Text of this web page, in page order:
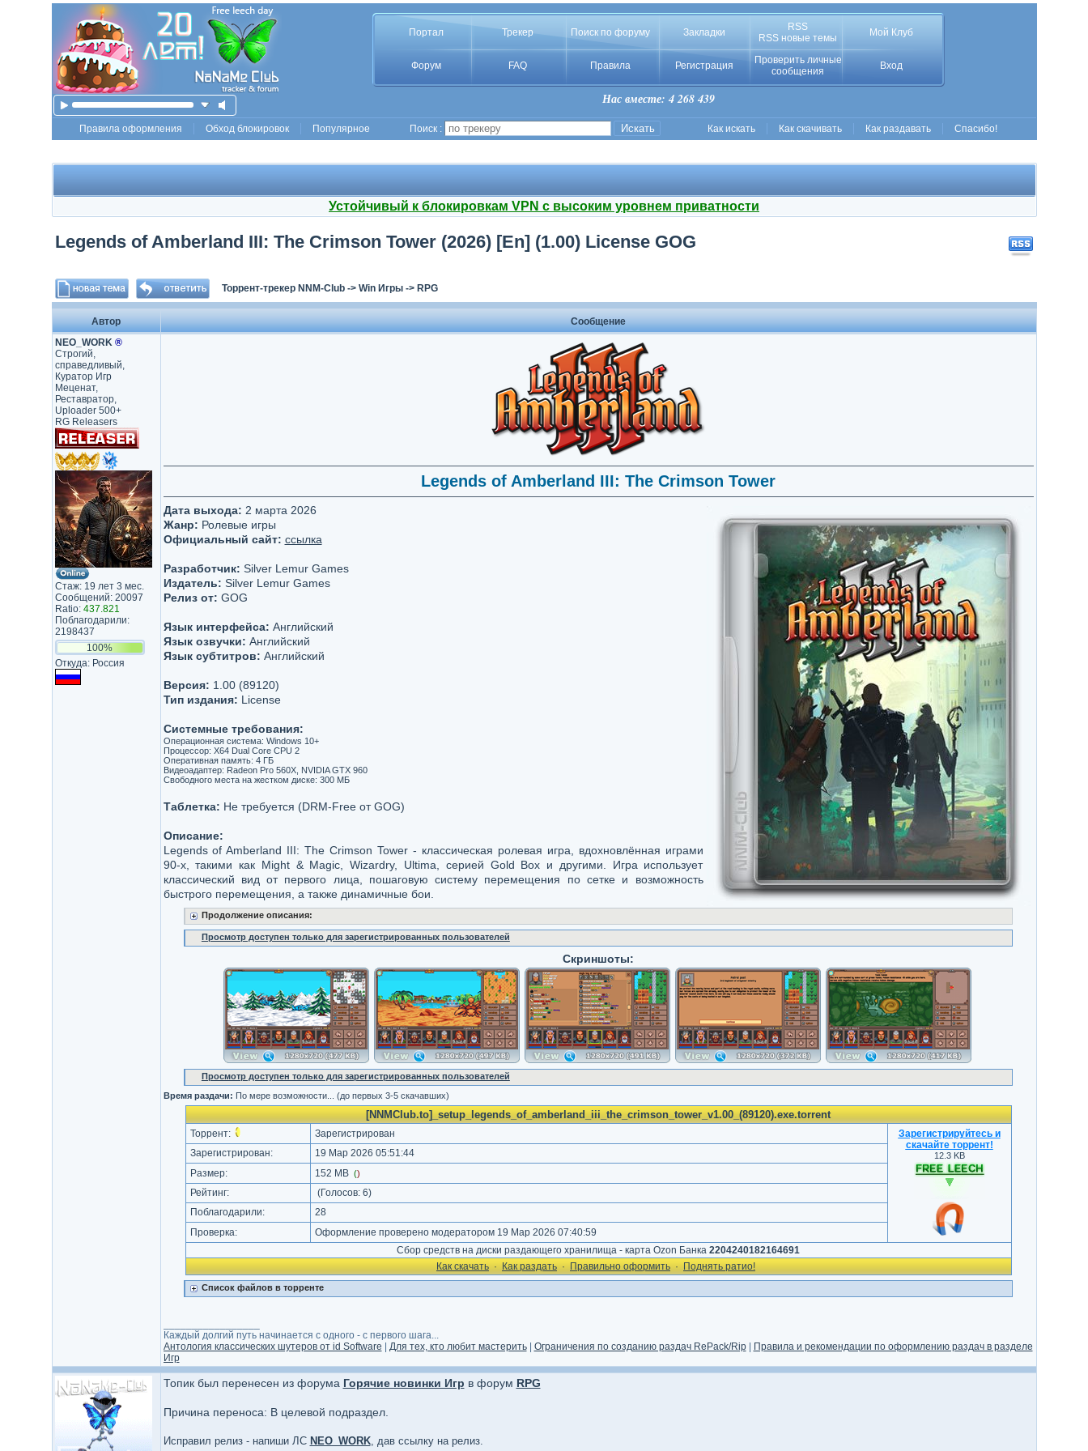
Портал Трекер Поиск по форуму Закладки
RSS
RSS новые темы
Мой Клуб
Форум FAQ Правила Регистрация
Проверить личные
сообщения
Вход
Нас вместе: 4 268 439
Правила оформления Обход блокировок Популярное Поиск : Как искать Как скачивать Как раздавать Спасибо!
Устойчивый к блокировкам VPN с высоким уровнем приватности
Legends of Amberland III: The Crimson Tower (2026) [En] (1.00) License GOG
Торрент-трекер NNM-Club-> Win Игры-> RPG
Автор
Сообщение
NEO_WORK ®
Строгий,
справедливый,
Куратор Игр
Меценат,
Реставратор,
Uploader 500+
RG Releasers
Стаж: 19 лет 3 мес.
Сообщений: 20097
Ratio: 437.821
Поблагодарили:
2198437
100%
Откуда: Россия
Legends of Amberland III: The Crimson Tower
Дата выхода: 2 марта 2026
Жанр: Ролевые игры
Официальный сайт: ссылка
Разработчик: Silver Lemur Games
Издатель: Silver Lemur Games
Релиз от: GOG
Язык интерфейса: Английский
Язык озвучки: Английский
Язык субтитров: Английский
Версия: 1.00 (89120)
Тип издания: License
Системные требования:
Операционная система: Windows 10+
Процессор: X64 Dual Core CPU 2
Оперативная память: 4 ГБ
Видеоадаптер: Radeon Pro 560X, NVIDIA GTX 960
Свободного места на жестком диске: 300 МБ
Таблетка: Не требуется (DRM-Free от GOG)
Описание:
Legends of Amberland III: The Crimson Tower - классическая ролевая игра, вдохновлённая играми
90-х, такими как Might & Magic, Wizardry, Ultima, серией Gold Box и другими. Игра использует
классический вид от первого лица, пошаговую систему перемещения по сетке и возможность
быстрого перемещения, а также динамичные бои.
Продолжение описания:
Просмотр доступен только для зарегистрированных пользователей
Скриншоты:
Просмотр доступен только для зарегистрированных пользователей
Время раздачи: По мере возможности... (до первых 3-5 скачавших)
[NNMClub.to]_setup_legends_of_amberland_iii_the_crimson_tower_v1.00_(89120).exe.torrent
Торрент: Зарегистрирован
Зарегистрируйтесь и
скачайте торрент!
12.3 KB
Зарегистрирован:
19 Мар 2026 05:51:44
Размер:
152 MB ()
Рейтинг: (Голосов: 6)
Поблагодарили:
28
Проверка:
Оформление проверено модератором 19 Мар 2026 07:40:59
Сбор средств на диски раздающего хранилища - карта Ozon Банка 2204240182164691
Как cкачать · Как раздать · Правильно оформить · Поднять ратио!
Список файлов в торренте
Каждый долгий путь начинается с одного - с первого шага...
Антология классических шутеров от id Software
Для тех, кто любит мастерить| Ограничения по созданию раздач RePack/Rip|
Правила и рекомендации по оформлению раздач в разделе
Игр
Топик был перенесен из форума Горячие новинки Игр в форум RPG
Причина переноса: В целевой подраздел.
Исправил релиз - напиши ЛС NEO_WORK, дав ссылку на релиз.